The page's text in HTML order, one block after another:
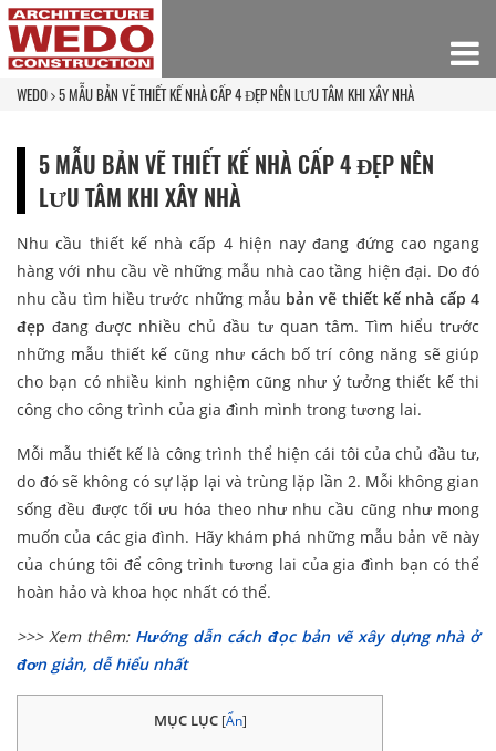
WEDO 5 MẪU BẢN VẼ THIẾT KẾ NHÀ CẤP 4 ĐẸP NÊN LƯU TÂM KHI XÂY NHÀ
5 MẪU BẢN VẼ THIẾT KẾ NHÀ CẤP 4 ĐẸP NÊN
LƯU TÂM KHI XÂY NHÀ
Nhu cầu thiết kế nhà cấp 4 hiện nay đang đứng cao ngang
hàng với nhu cầu về những mẫu nhà cao tầng hiện đại. Do đó
nhu cầu tìm hiều trước những mẫu bản vẽ thiết kế nhà cấp 4
đẹp đang được nhiều chủ đầu tư quan tâm. Tìm hiểu trước
những mẫu thiết kế cũng như cách bố trí công năng sẽ giúp
cho bạn có nhiều kinh nghiệm cũng như ý tưởng thiết kế thi
công cho công trình của gia đình mình trong tương lai.
Mỗi mẫu thiết kế là công trình thể hiện cái tôi của chủ đầu tư,
do đó sẽ không có sự lặp lại và trùng lặp lần 2. Mỗi không gian
sống đều được tối ưu hóa theo như nhu cầu cũng như mong
muốn của các gia đình. Hãy khám phá những mẫu bản vẽ này
của chúng tôi để công trình tương lai của gia đình bạn có thể
hoàn hảo và khoa học nhất có thể.
>>> Xem thêm: Hướng dẫn cách đọc bản vẽ xây dựng nhà ở
đơn giản, dễ hiểu nhất
MỤC LỤC [Ẩn]